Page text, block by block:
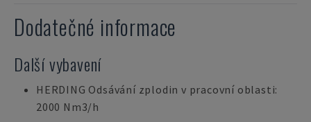
Dodatečné informace
Další vybavení
HERDING Odsávání zplodin v pracovní oblasti:
2000 Nm3/h